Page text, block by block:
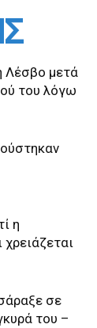
Λέσβο μετά
του λόγω
η
σε
του –